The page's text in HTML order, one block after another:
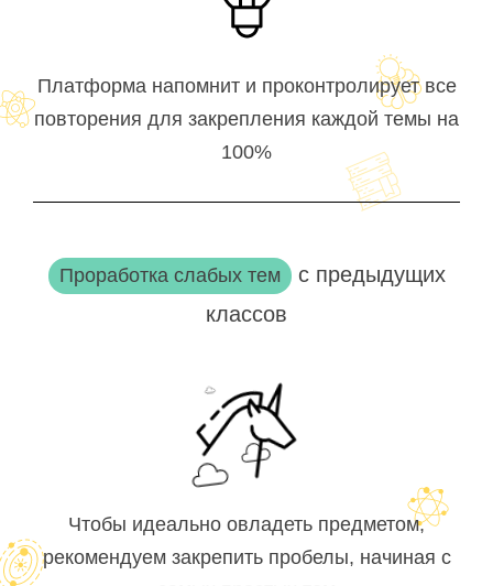
Платформа напомнит и проконтролирует все
повторения для закрепления каждой темы на
100%
Проработка слабых тем с предыдущих
классов
Чтобы идеально овладеть предметом,
рекомендуем закрепить пробелы, начиная с